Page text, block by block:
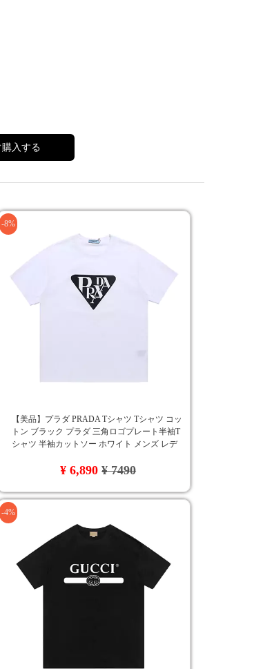
入する
-8%
【美品】プラダ PRADA Tシャツ Tシャツ コッ
トン ブラック プラダ 三角ロゴプレート半袖T
シャツ 半袖カットソー ホワイト メンズ レデ
¥ 6,890¥ 7490
-4%